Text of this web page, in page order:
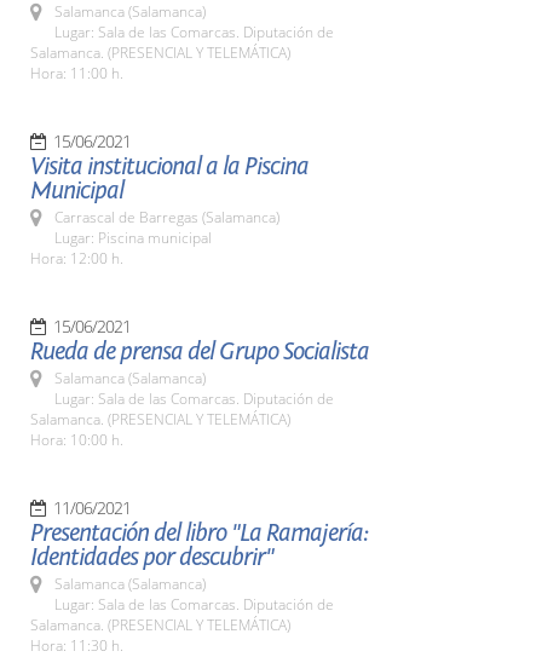
Salamanca (Salamanca)
Lugar: Sala de las Comarcas. Diputación de
Salamanca. (PRESENCIAL Y TELEMÁTICA)
Hora: 11:00 h.
15/06/2021
Visita institucional a la Piscina
Municipal
Carrascal de Barregas (Salamanca)
Lugar: Piscina municipal
Hora: 12:00 h.
15/06/2021
Rueda de prensa del Grupo Socialista
Salamanca (Salamanca)
Lugar: Sala de las Comarcas. Diputación de
Salamanca. (PRESENCIAL Y TELEMÁTICA)
Hora: 10:00 h.
11/06/2021
Presentación del libro "La Ramajería:
Identidades por descubrir"
Salamanca (Salamanca)
Lugar: Sala de las Comarcas. Diputación de
Salamanca. (PRESENCIAL Y TELEMÁTICA)
Hora: 11:30 h.